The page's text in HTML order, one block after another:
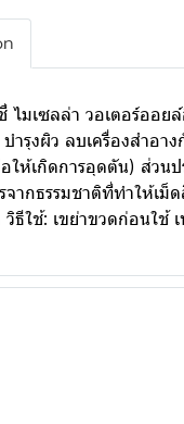
มเซลล่า วอเตอร์ออย
ำรุงผิว ลบเครื่องสำอา
ห้เกิดการอุดตัน) ส่วนป
จากธรรมชาติที่ทำให้เ
วิธีใช้: เขย่าขวดก่อนใ